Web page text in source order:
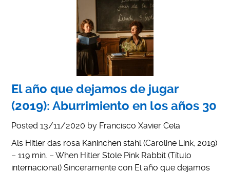
El año que dejamos de jugar
(2019): Aburrimiento en los años 30
Posted13/11/2020 by Francisco Xavier Cela
Als Hitler das rosa Kaninchen stahl (Caroline Link, 2019)
– 119 min. – When Hitler Stole Pink Rabbit (Título
internacional) Sinceramente con El año que dejamos